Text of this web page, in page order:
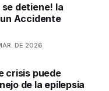
se detiene! la
Accidente
DE 2026
crisis puede
de la epilepsia